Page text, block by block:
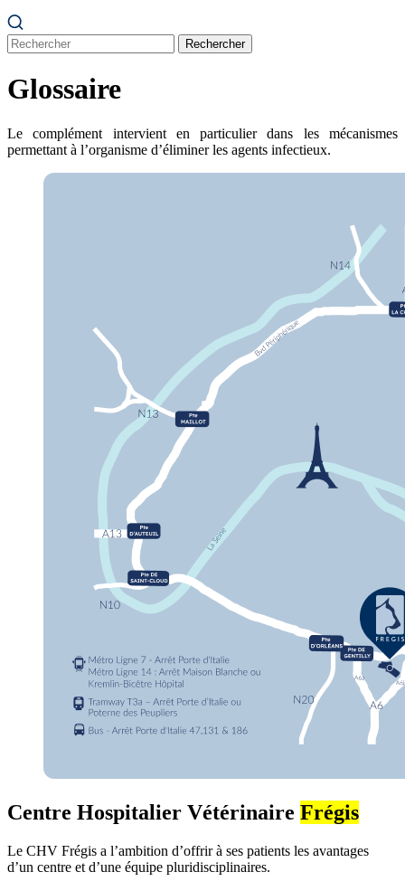
Rechercher
Glossaire
Le complément intervient en particulier dans les mécanismes
permettant à l’organisme d’éliminer les agents infectieux.
Centre Hospitalier Vétérinaire Frégis
Le CHV Frégis a l’ambition d’offrir à ses patients les avantages
d’un centre et d’une équipe pluridisciplinaires.